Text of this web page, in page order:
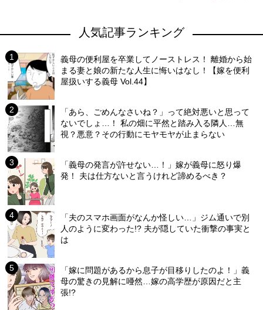
人気記事ランキング
義母の便利屋を卒業してノーストレス！ 離婚から始
まる妻と娘の新たな人生に悔いはなし！【嫁を便利
屋扱いする義母 Vol.44】
「あら、ごめんなさいね？」って絶対悪いと思って
ないでしょ…！ 私の畑に平然と踏み入る隣人…無
視？悪意？その行動にモヤモヤが止まらない
「義母の発言が許せない…！」嫁が義母に怒り爆
発！ 夫は仕方ないと言うけれど諦めるべき？
「夫のスマホ画面がなんか怪しい…」ジム通いで別
人のように変わった!? 夫が隠していた衝撃の事実と
は
「嫁に問題があるから息子が目移りしたのよ！」義
母の驚きの見解に唖然…嫁の高学歴が原因だと主
張!?